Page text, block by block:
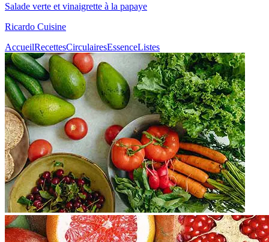
Salade verte et vinaigrette à la papaye
Ricardo Cuisine
AccueilRecettesCirculairesEssenceListes